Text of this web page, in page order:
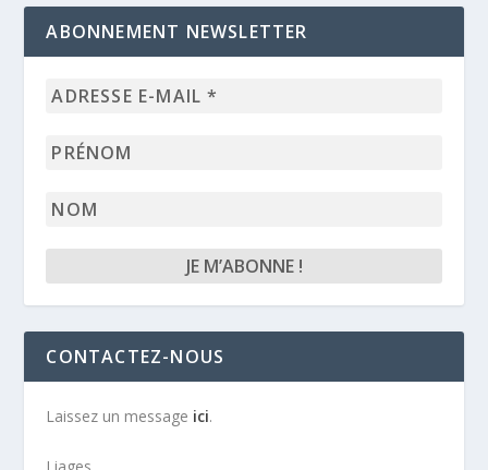
ABONNEMENT NEWSLETTER
Adresse
*
Prénom
Nom
CONTACTEZ-NOUS
Laissez un message ici.
Liages